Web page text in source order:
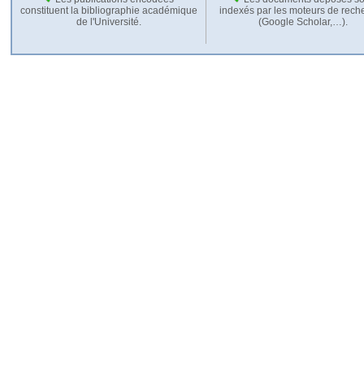
constituent la bibliographie académique
de l'Université.
indexés par les moteurs de
(Google Scholar,…).